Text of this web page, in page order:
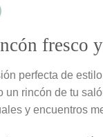
fresco
perfecta de
un rincón de tu
y encuentros